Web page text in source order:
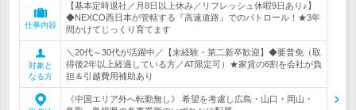
仕事内容
【基本定時退社／月8日以上休み／リフレッシュ休暇9日あり♪】
◆NEXCO西日本が管轄する『高速道路』でのパトロール！★3年
間かけてじっくり育てます
対象と
なる方
＼20代～30代が活躍中／【未経験・第二新卒歓迎】◆要普免（取
得後2年以上経過している方／AT限定可）★家賃の6割を会社が負
担＆引越費用補助あり
《中国エリア外へ転勤無し》 希望を考慮し広島・山口・岡山・